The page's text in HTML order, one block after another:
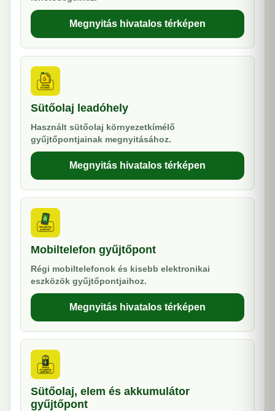
Megnyitás hivatalos térképen
Sütőolaj leadóhely
Használt sütőolaj környezetkímélő
gyűjtőpontjainak megnyitásához.
Megnyitás hivatalos térképen
Mobiltelefon gyűjtőpont
Régi mobiltelefonok és kisebb elektronikai
eszközök gyűjtőpontjaihoz.
Megnyitás hivatalos térképen
Sütőolaj, elem és akkumulátor
gyűjtőpont